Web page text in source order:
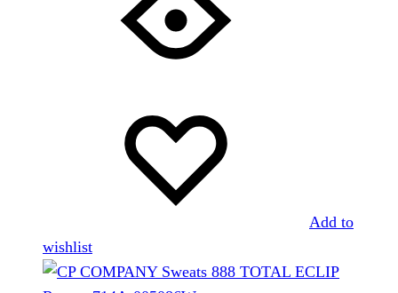
plusieurs
variations.
Les
peuvent
être
choisies
sur
du
produit
Add to
wishlist